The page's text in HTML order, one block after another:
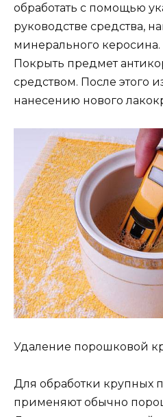
обработать с помощью
руководстве средства,
минерального керосина.
Покрыть предмет
средством. После этого
нанесению нового
Удаление порошковой
Для обработки крупных
применяют обычно